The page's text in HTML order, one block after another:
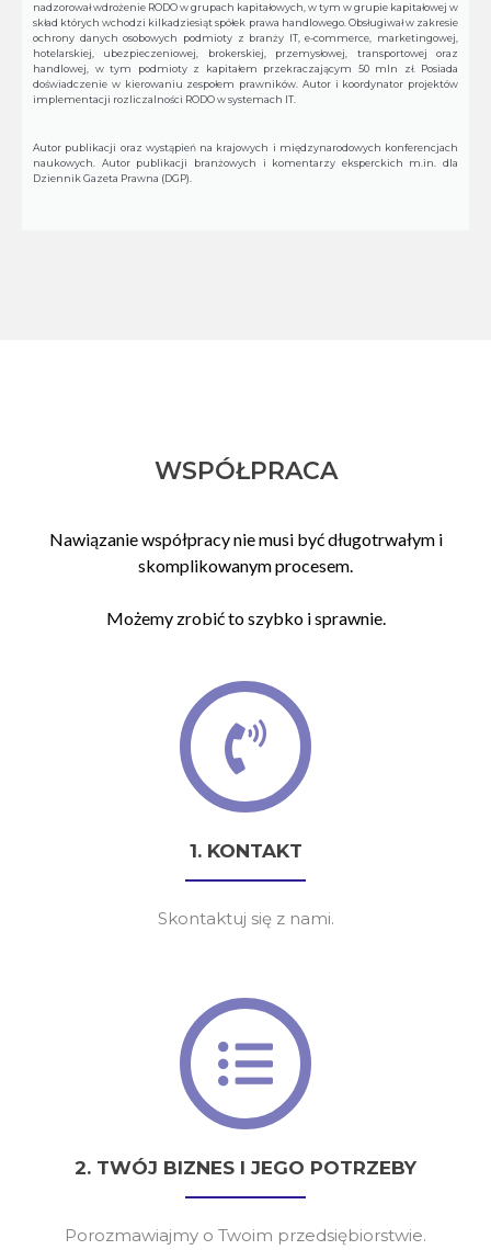
nadzorował wdrożenie RODO w grupach kapitałowych, w tym w grupie kapitałowej w
skład których wchodzi kilkadziesiąt spółek prawa handlowego. Obsługiwał w zakresie
ochrony danych osobowych podmioty z branży IT, e-commerce, marketingowej,
hotelarskiej, ubezpieczeniowej, brokerskiej, przemysłowej, transportowej oraz
handlowej, w tym podmioty z kapitałem przekraczającym 50 mln zł. Posiada
doświadczenie w kierowaniu zespołem prawników. Autor i koordynator projektów
implementacji rozliczalności RODO w systemach IT.
Autor publikacji oraz wystąpień na krajowych i międzynarodowych konferencjach
naukowych. Autor publikacji branżowych i komentarzy eksperckich m.in. dla
Dziennik Gazeta Prawna (DGP).
WSPÓŁPRACA
Nawiązanie współpracy nie musi być długotrwałym i
skomplikowanym procesem.
Możemy zrobić to szybko i sprawnie.
1. KONTAKT
Skontaktuj się z nami.
2. TWÓJ BIZNES I JEGO POTRZEBY
Porozmawiajmy o Twoim przedsiębiorstwie.